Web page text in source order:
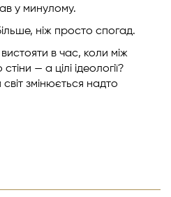
у минулому.
ніж просто спогад.
в час, коли між
— а цілі ідеології?
змінюється надто